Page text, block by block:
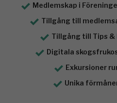
Medlemskap i
Tillgång till
Tillgång till Tips &
Digitala
Exkursioner
Unika